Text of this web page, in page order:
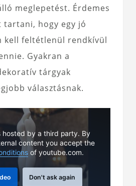
meglepetést. Érdemes
tartani, hogy egy jó
kell feltétlenül rendkívül
Gyakran a
tárgyak
választásnak.
hosted by a third party. By
content you accept the
of youtube.com.
Don't ask again